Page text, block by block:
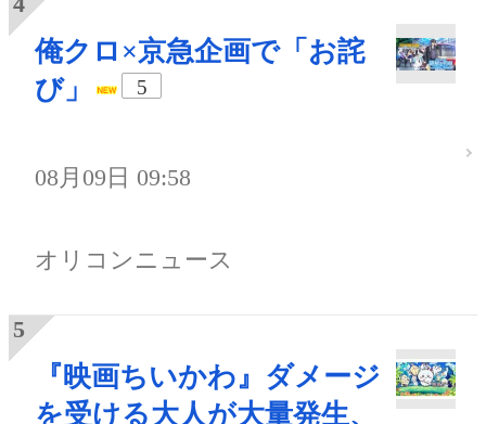
俺クロ×京急企画で「お詫
び」
5
08月09日 09:58
オリコンニュース
『映画ちいかわ』ダメージ
を受ける大人が大量発生、